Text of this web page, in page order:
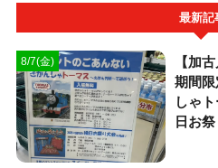
最新記
8/7(金)
【加
期間限
しゃ
日お